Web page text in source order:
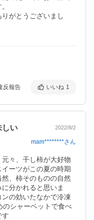
がとうございまし
反報告 いいね 1
しい 2022/8/2
mam********さん
々、干し柿が大好物
ーツがこの夏の時期
、柿そのものの自然
分かれると思いま
の効いたなかで冷凍
のシャーベットで食べ
す